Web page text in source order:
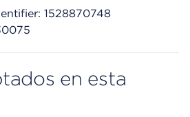
1528870748
en esta